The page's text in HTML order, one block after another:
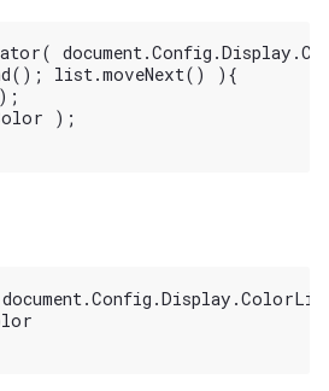
list.moveNext() ){
);